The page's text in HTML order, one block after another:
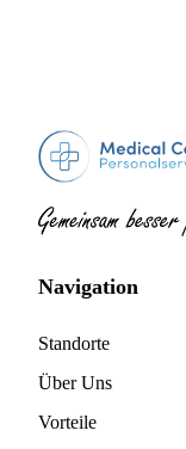
Navigation
Standorte
Über Uns
Vorteile